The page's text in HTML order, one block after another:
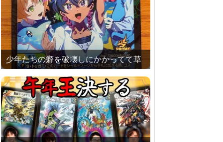
少年たちの癖を破壊しにかかってて草